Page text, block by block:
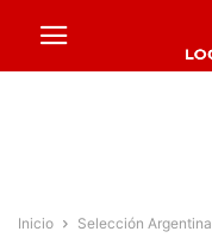
Inicio Selección Argentina